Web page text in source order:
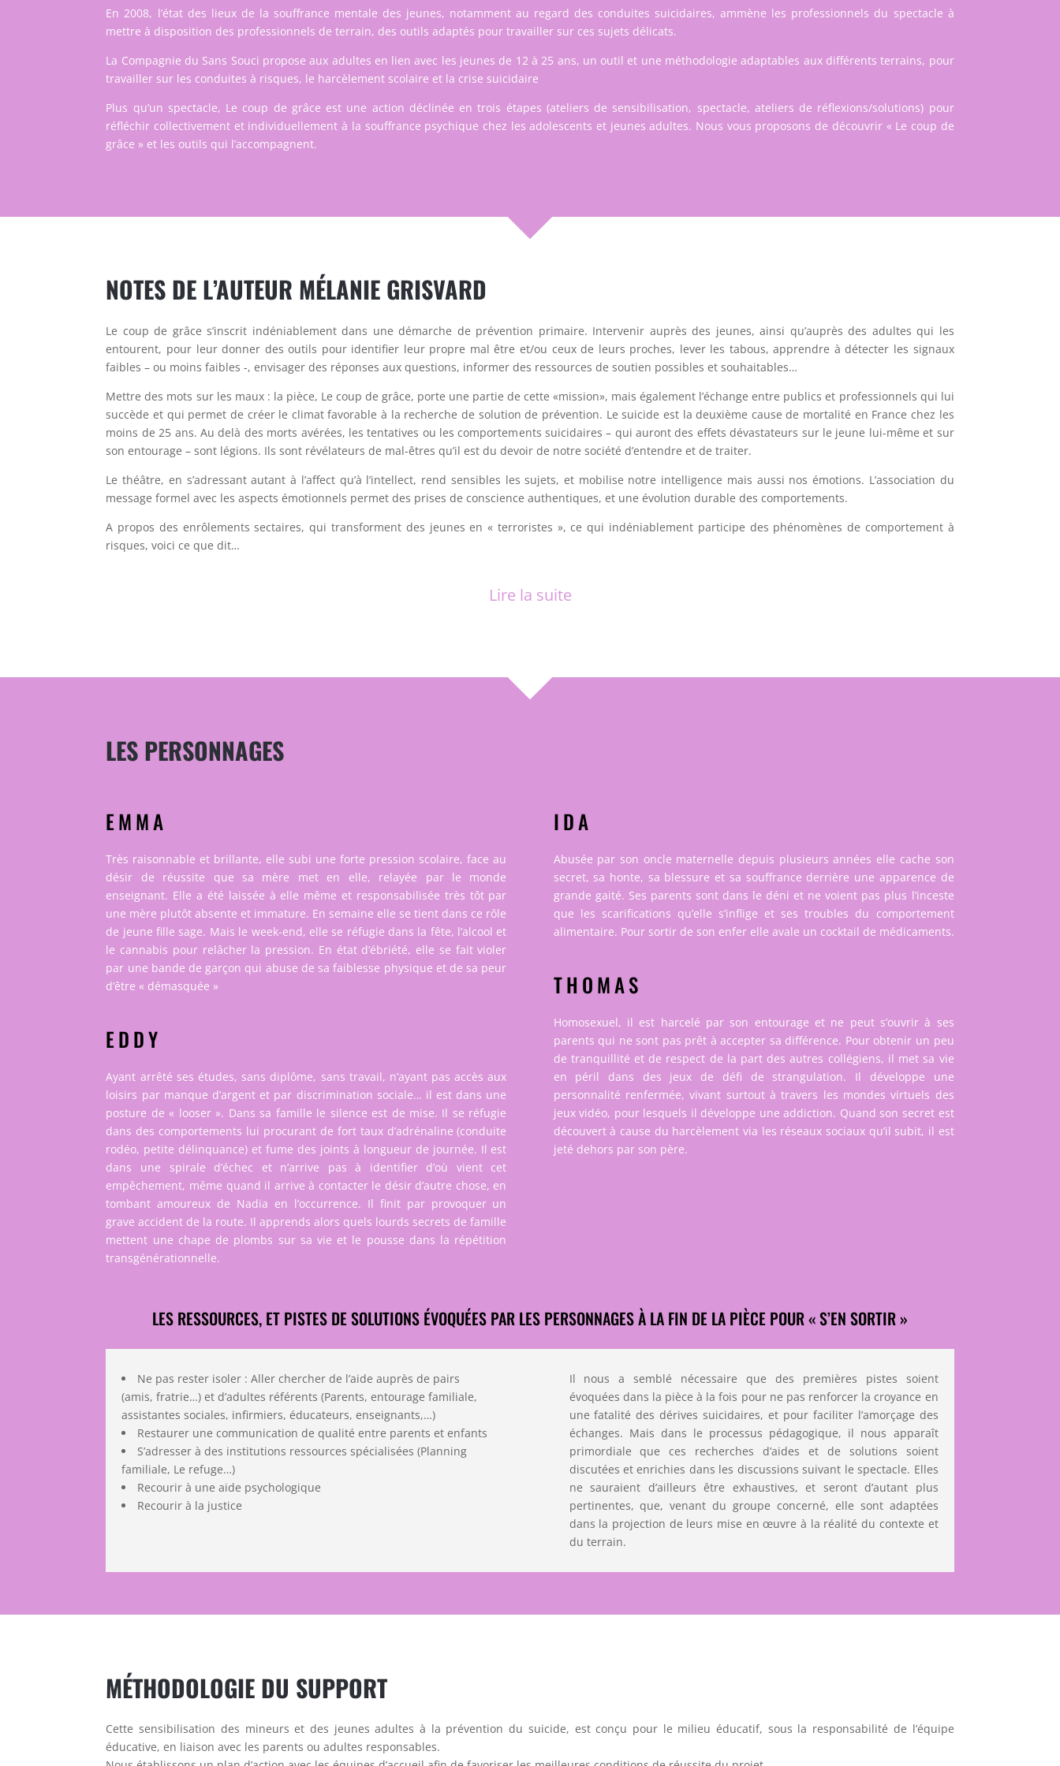
En 2008, l’état des lieux de la souffrance mentale des jeunes, notamment au regard des conduites suicidaires, ammène les professionnels du spectacle à
mettre à disposition des professionnels de terrain, des outils adaptés pour travailler sur ces sujets délicats.
La Compagnie du Sans Souci propose aux adultes en lien avec les jeunes de 12 à 25 ans, un outil et une méthodologie adaptables aux différents terrains, pour
travailler sur les conduites à risques, le harcèlement scolaire et la crise suicidaire
Plus qu’un spectacle, Le coup de grâce est une action déclinée en trois étapes (ateliers de sensibilisation, spectacle, ateliers de réflexions/solutions) pour
réfléchir collectivement et individuellement à la souffrance psychique chez les adolescents et jeunes adultes. Nous vous proposons de découvrir « Le coup de
grâce » et les outils qui l’accompagnent.
NOTES DE L’AUTEUR MÉLANIE GRISVARD
Le coup de grâce s’inscrit indéniablement dans une démarche de prévention primaire. Intervenir auprès des jeunes, ainsi qu’auprès des adultes qui les
entourent, pour leur donner des outils pour identifier leur propre mal être et/ou ceux de leurs proches, lever les tabous, apprendre à détecter les signaux
faibles – ou moins faibles -, envisager des réponses aux questions, informer des ressources de soutien possibles et souhaitables…
Mettre des mots sur les maux : la pièce, Le coup de grâce, porte une partie de cette «mission», mais également l’échange entre publics et professionnels qui lui
succède et qui permet de créer le climat favorable à la recherche de solution de prévention. Le suicide est la deuxième cause de mortalité en France chez les
moins de 25 ans. Au delà des morts avérées, les tentatives ou les comportements suicidaires – qui auront des effets dévastateurs sur le jeune lui-même et sur
son entourage – sont légions. Ils sont révélateurs de mal-êtres qu’il est du devoir de notre société d’entendre et de traiter.
Le théâtre, en s’adressant autant à l’affect qu’à l’intellect, rend sensibles les sujets, et mobilise notre intelligence mais aussi nos émotions. L’association du
message formel avec les aspects émotionnels permet des prises de conscience authentiques, et une évolution durable des comportements.
A propos des enrôlements sectaires, qui transforment des jeunes en « terroristes », ce qui indéniablement participe des phénomènes de comportement à
risques, voici ce que dit…
Lire la suite
LES PERSONNAGES
EMMA
Très raisonnable et brillante, elle subi une forte pression scolaire, face au
désir de réussite que sa mère met en elle, relayée par le monde
enseignant. Elle a été laissée à elle même et responsabilisée très tôt par
une mère plutôt absente et immature. En semaine elle se tient dans ce rôle
de jeune fille sage. Mais le week-end, elle se réfugie dans la fête, l’alcool et
le cannabis pour relâcher la pression. En état d’ébriété, elle se fait violer
par une bande de garçon qui abuse de sa faiblesse physique et de sa peur
d’être « démasquée »
EDDY
Ayant arrêté ses études, sans diplôme, sans travail, n’ayant pas accès aux
loisirs par manque d’argent et par discrimination sociale… il est dans une
posture de « looser ». Dans sa famille le silence est de mise. Il se réfugie
dans des comportements lui procurant de fort taux d’adrénaline (conduite
rodéo, petite délinquance) et fume des joints à longueur de journée. Il est
dans une spirale d’échec et n’arrive pas à identifier d’où vient cet
empêchement, même quand il arrive à contacter le désir d’autre chose, en
tombant amoureux de Nadia en l’occurrence. Il finit par provoquer un
grave accident de la route. Il apprends alors quels lourds secrets de famille
mettent une chape de plombs sur sa vie et le pousse dans la répétition
transgénérationnelle.
IDA
Abusée par son oncle maternelle depuis plusieurs années elle cache son
secret, sa honte, sa blessure et sa souffrance derrière une apparence de
grande gaité. Ses parents sont dans le déni et ne voient pas plus l’inceste
que les scarifications qu’elle s’inflige et ses troubles du comportement
alimentaire. Pour sortir de son enfer elle avale un cocktail de médicaments.
THOMAS
Homosexuel, il est harcelé par son entourage et ne peut s’ouvrir à ses
parents qui ne sont pas prêt à accepter sa différence. Pour obtenir un peu
de tranquillité et de respect de la part des autres collégiens, il met sa vie
en péril dans des jeux de défi de strangulation. Il développe une
personnalité renfermée, vivant surtout à travers les mondes virtuels des
jeux vidéo, pour lesquels il développe une addiction. Quand son secret est
découvert à cause du harcèlement via les réseaux sociaux qu’il subit, il est
jeté dehors par son père.
LES RESSOURCES, ET PISTES DE SOLUTIONS ÉVOQUÉES PAR LES PERSONNAGES À LA FIN DE LA PIÈCE POUR « S’EN SORTIR »
Ne pas rester isoler : Aller chercher de l’aide auprès de pairs
(amis, fratrie…) et d’adultes référents (Parents, entourage familiale,
assistantes sociales, infirmiers, éducateurs, enseignants,…)
Restaurer une communication de qualité entre parents et enfants
S’adresser à des institutions ressources spécialisées (Planning
familiale, Le refuge…)
Recourir à une aide psychologique
Recourir à la justice
Il nous a semblé nécessaire que des premières pistes soient
évoquées dans la pièce à la fois pour ne pas renforcer la croyance en
une fatalité des dérives suicidaires, et pour faciliter l’amorçage des
échanges. Mais dans le processus pédagogique, il nous apparaît
primordiale que ces recherches d’aides et de solutions soient
discutées et enrichies dans les discussions suivant le spectacle. Elles
ne sauraient d’ailleurs être exhaustives, et seront d’autant plus
pertinentes, que, venant du groupe concerné, elle sont adaptées
dans la projection de leurs mise en œuvre à la réalité du contexte et
du terrain.
MÉTHODOLOGIE DU SUPPORT
Cette sensibilisation des mineurs et des jeunes adultes à la prévention du suicide, est conçu pour le milieu éducatif, sous la responsabilité de l’équipe
éducative, en liaison avec les parents ou adultes responsables.